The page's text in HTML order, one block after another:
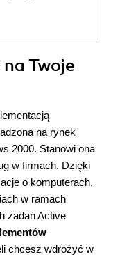
Twoje
na rynek
2000. Stanowi ona
w firmach. Dzięki
o komputerach,
w ramach
zadań Active
chcesz wdrożyć w